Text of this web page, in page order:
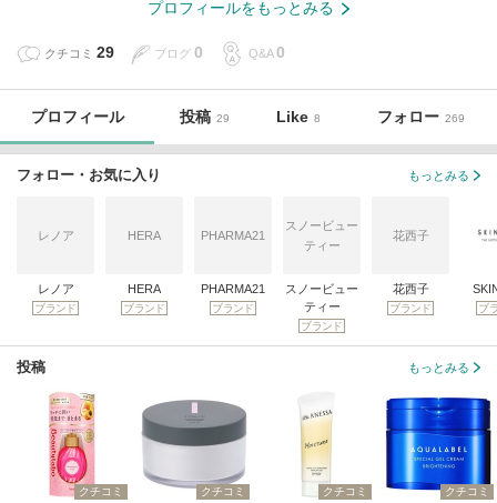
プロフィールをもっとみる
クチコミ 29 ブログ 0 Q&A 0
プロフィール 投稿 29 Like 8 フォロー 269
フォロー・お気に入り もっとみる
レノア
レノア
ブランド
HERA
HERA
ブランド
PHARMA21
PHARMA21
ブランド
スノービュー
ティー
スノービュー
ティー
ブランド
花西子
花西子
ブランド ブ
投稿 もっとみる
クチコミ クチコミ クチコミ クチコミ